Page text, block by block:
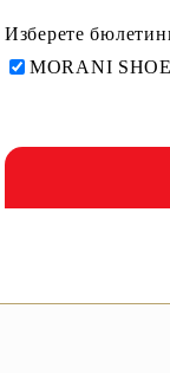
Изберете
MORANI